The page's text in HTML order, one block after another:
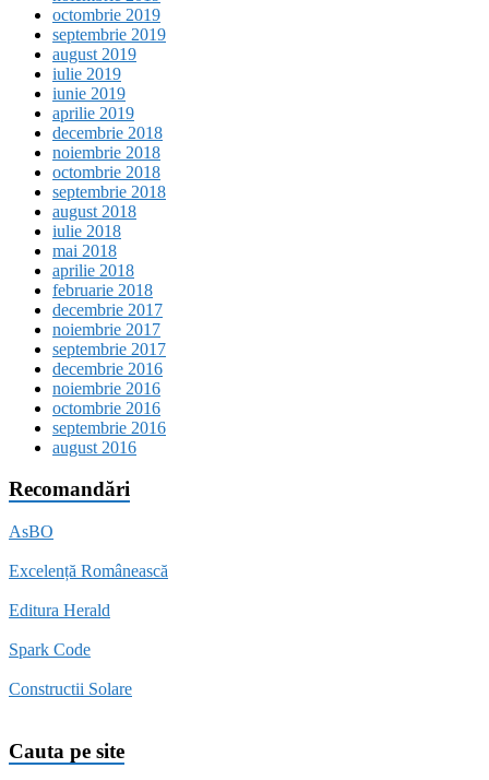
octombrie 2019
septembrie 2019
august 2019
iulie 2019
iunie 2019
aprilie 2019
decembrie 2018
noiembrie 2018
octombrie 2018
septembrie 2018
august 2018
iulie 2018
mai 2018
aprilie 2018
februarie 2018
decembrie 2017
noiembrie 2017
septembrie 2017
decembrie 2016
noiembrie 2016
octombrie 2016
septembrie 2016
august 2016
Recomandări
AsBO
Excelență Românească
Editura Herald
Spark Code
Constructii Solare
Cauta pe site